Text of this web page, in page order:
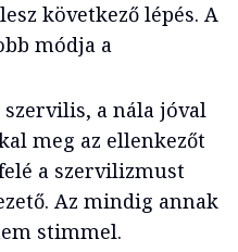
következő lépés. A
módja a
a nála jóval
meg az ellenkezőt
a szervilizmust
Az mindig annak
stimmel.